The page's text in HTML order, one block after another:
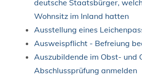
deutsche Staatsbürger,
Wohnsitz im Inland hatten
Ausstellung eines
Ausweispflicht - Befreiung
Auszubildende im Obst- und
Abschlussprüfung anmelden